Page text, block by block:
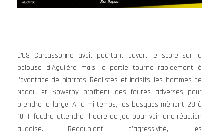
L’US Carcassonne avait pourtant ouvert le score sur la
pelouse d’Aguiléra mais la partie tourne rapidement à
l’avantage de biarrots. Réalistes et incisifs, les hommes de
Nadau et Sowerby profitent des fautes adverses pour
prendre le large. A la mi-temps, les basques mènent 28 à
10. Il faudra attendre l’heure de jeu pour voir une réaction
audoise. Redoublant d’agressivité, les